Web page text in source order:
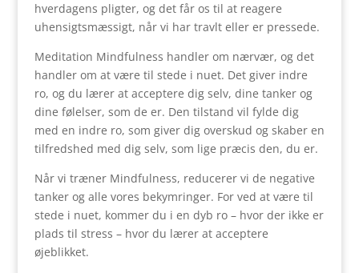
hverdagens pligter, og det får os til at reagere
uhensigtsmæssigt, når vi har travlt eller er pressede.
Meditation Mindfulness handler om nærvær, og det
handler om at være til stede i nuet. Det giver indre
ro, og du lærer at acceptere dig selv, dine tanker og
dine følelser, som de er. Den tilstand vil fylde dig
med en indre ro, som giver dig overskud og skaber en
tilfredshed med dig selv, som lige præcis den, du er.
Når vi træner Mindfulness, reducerer vi de negative
tanker og alle vores bekymringer. For ved at være til
stede i nuet, kommer du i en dyb ro – hvor der ikke er
plads til stress – hvor du lærer at acceptere
øjeblikket.